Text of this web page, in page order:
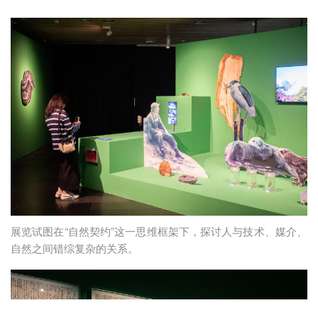
展览试图在“自然契约”这一思维框架下，探讨人与技术、媒介、
自然之间错综复杂的关系。